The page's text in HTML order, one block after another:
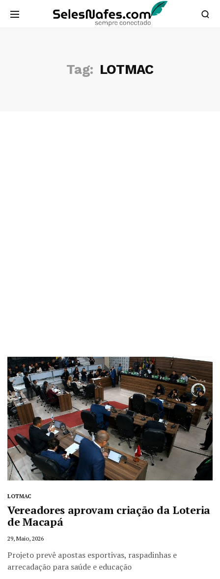
Tag: LOTMAC
LOTMAC
Vereadores aprovam criação da Loteria
de Macapá
29, Maio, 2026
Projeto prevê apostas esportivas, raspadinhas e
arrecadação para saúde e educação